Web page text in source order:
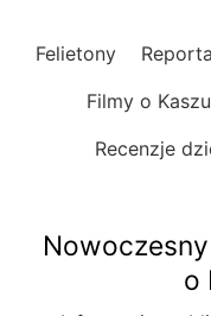
Felietony
Filmy o
Recenzje
o